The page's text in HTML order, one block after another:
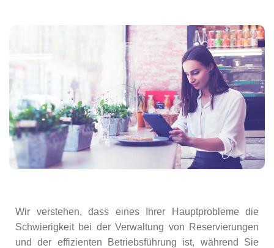
Wir verstehen, dass eines Ihrer Hauptprobleme die
Schwierigkeit bei der Verwaltung von Reservierungen
und der effizienten Betriebsführung ist, während Sie